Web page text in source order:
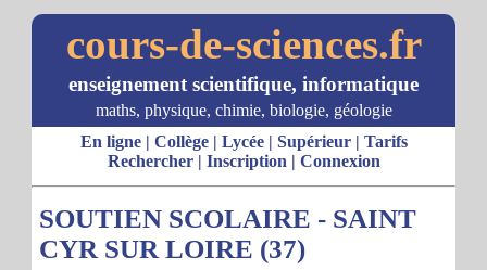
cours-de-sciences.fr
enseignement scientifique, informatique
maths, physique, chimie, biologie, géologie
En ligne| Collège| Lycée| Supérieur| Tarifs
Rechercher| Inscription | Connexion
SOUTIEN SCOLAIRE - SAINT
CYR SUR LOIRE (37)